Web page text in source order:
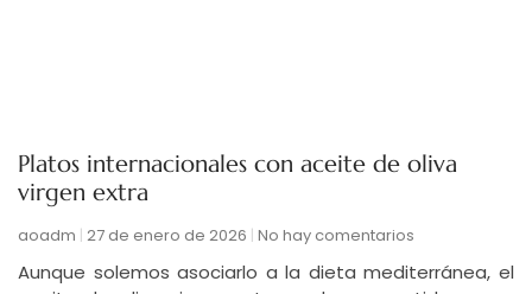
Platos internacionales con aceite de oliva
virgen extra
aoadm 27 de enero de 2026 No hay comentarios
Aunque solemos asociarlo a la dieta mediterránea, el